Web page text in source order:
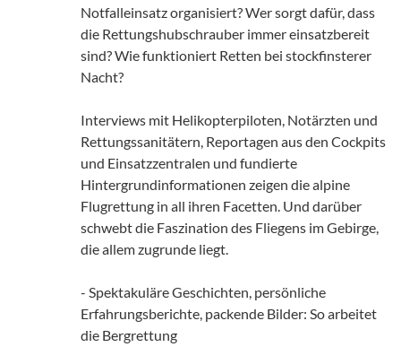
Notfalleinsatz organisiert? Wer sorgt dafür, dass
die Rettungshubschrauber immer einsatzbereit
sind? Wie funktioniert Retten bei stockfinsterer
Nacht?
Interviews mit Helikopterpiloten, Notärzten und
Rettungssanitätern, Reportagen aus den Cockpits
und Einsatzzentralen und fundierte
Hintergrundinformationen zeigen die alpine
Flugrettung in all ihren Facetten. Und darüber
schwebt die Faszination des Fliegens im Gebirge,
die allem zugrunde liegt.
- Spektakuläre Geschichten, persönliche
Erfahrungsberichte, packende Bilder: So arbeitet
die Bergrettung